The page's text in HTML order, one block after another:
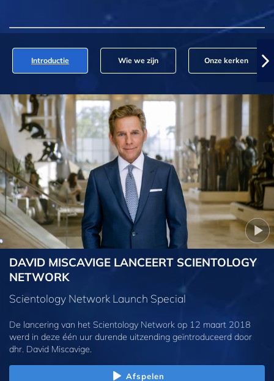
Introductie Wie we zijn Onze kerken
DAVID MISCAVIGE LANCEERT SCIENTOLOGY
NETWORK
Scientology Network Launch Special
De lancering van het Scientology Network op 12 maart 2018
werd in deze één uur durende uitzending geïntroduceerd door
dhr. David Miscavige.
Afspelen